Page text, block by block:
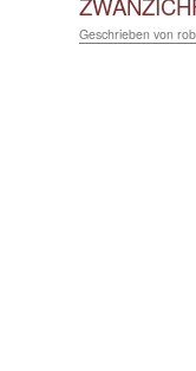
Geschrieben von